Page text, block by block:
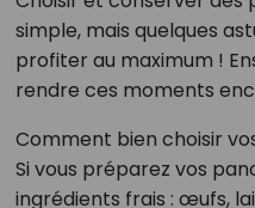
simple, mais quelques
profiter au maximum !
rendre ces moments
Comment bien choisir
Si vous préparez vos
ingrédients frais : œufs,